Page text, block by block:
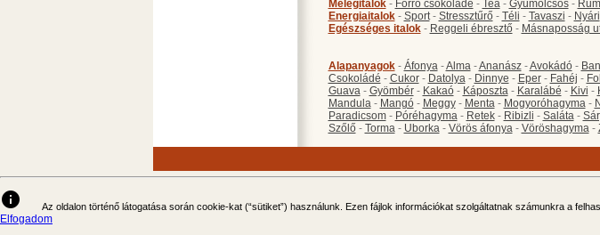
Melegitalok- Forró csokoládé - Tea- Gyümölcsös-
Energiaitalok- Sport- Stressztűrő- Téli - Tavaszi - Nyári
Egészséges italok- Reggeli ébresztő- Másnaposság
Alapanyagok- Áfonya-Alma-Ananász-Avokádó-
Csokoládé - Cukor- Datolya- Dinnye - Eper- Fahéj -
Guava- Gyömbér- Kakaó- Káposzta- Karalábé - Kivi -
Mandula- Mangó- Meggy- Menta- Mogyoróhagyma-
Paradicsom- Póréhagyma- Retek- Ribizli - Saláta-
Szőlő- Torma- Uborka- Vörös áfonya- Vöröshagyma-
info Az oldalon történő látogatása során cookie-kat (“sütiket”) használunk. Ezen fájlok információkat szolgáltatnak számunkra a
Elfogadom